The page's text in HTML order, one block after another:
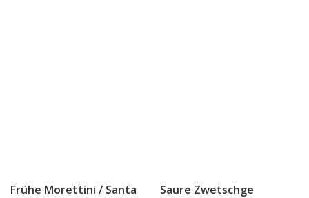
Frühe Morettini / Santa
Saure Zwetschge